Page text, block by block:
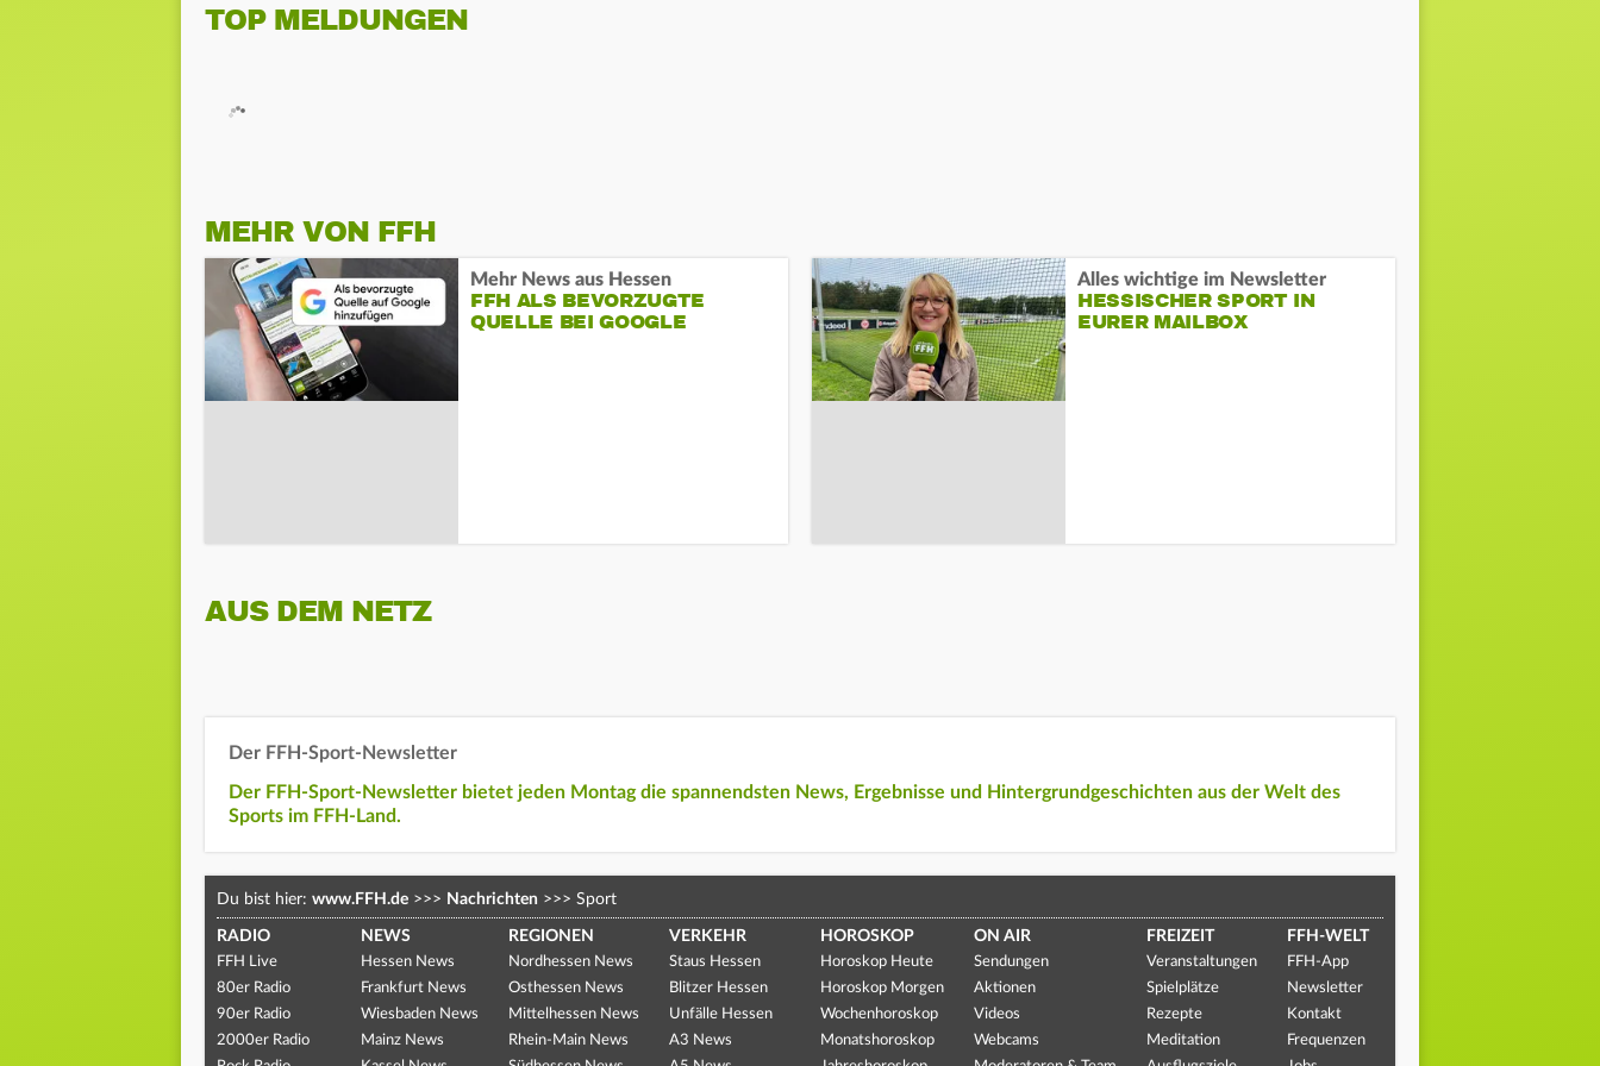
TOP MELDUNGEN
MEHR VON FFH
Mehr News aus Hessen
FFH ALS BEVORZUGTE
QUELLE BEI GOOGLE
Alles wichtige im Newsletter
HESSISCHER SPORT IN
EURER MAILBOX
AUS DEM NETZ
Der FFH-Sport-Newsletter
Der FFH-Sport-Newsletter bietet jeden Montag die spannendsten News, Ergebnisse und Hintergrundgeschichten aus der Welt des
Sports im FFH-Land.
Du bist hier: www.FFH.de >>> Nachrichten >>> Sport
RADIO
FFH Live
80er Radio
90er Radio
2000er Radio
NEWS
Hessen News
Frankfurt News
Wiesbaden News
Mainz News
REGIONEN
Nordhessen News
Osthessen News
Mittelhessen News
Rhein-Main News
VERKEHR
Staus Hessen
Blitzer Hessen
Unfälle Hessen
A3 News
HOROSKOP
Horoskop Heute
Horoskop Morgen
Wochenhoroskop
Monatshoroskop
ON AIR
Sendungen
Aktionen
Videos
Webcams
FREIZEIT
Veranstaltungen
Spielplätze
Rezepte
Meditation
FFH-WELT
FFH-App
Newsletter
Kontakt
Frequenzen